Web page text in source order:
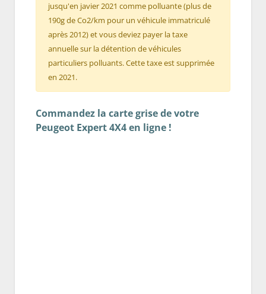
jusqu'en javier 2021 comme polluante (plus de
190g de Co2/km pour un véhicule immatriculé
après 2012) et vous deviez payer la taxe
annuelle sur la détention de véhicules
particuliers polluants. Cette taxe est supprimée
en 2021.
Commandez la carte grise de votre
Peugeot Expert 4X4 en ligne !